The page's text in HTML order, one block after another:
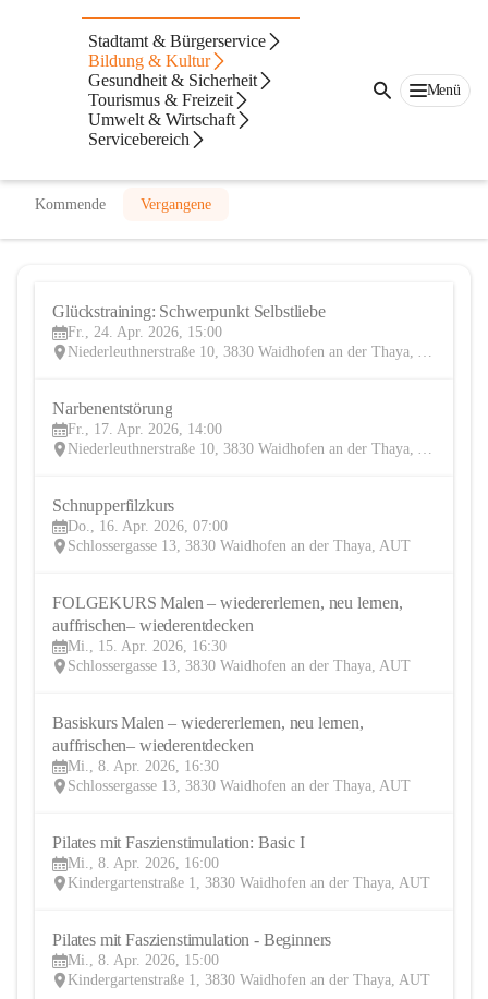
Stadtamt & Bürgerservice
Bildung & Kultur
Gesundheit & Sicherheit
Tourismus & Freizeit
Umwelt & Wirtschaft
Servicebereich
Menü
VHS Waidhofen an der Thaya
@vhs-waidhofen-an-der-thaya
Bildungseinrichtung
In CITIES öffnen
Kommende Vergangene
Glückstraining: Schwerpunkt Selbstliebe
Fr., 24. Apr. 2026, 15:00
Niederleuthnerstraße 10, 3830 Waidhofen an der Thaya, AUT
Narbenentstörung
Fr., 17. Apr. 2026, 14:00
Niederleuthnerstraße 10, 3830 Waidhofen an der Thaya, AUT
Schnupperfilzkurs
Do., 16. Apr. 2026, 07:00
Schlossergasse 13, 3830 Waidhofen an der Thaya, AUT
FOLGEKURS Malen – wiedererlernen, neu lernen,
auffrischen– wiederentdecken
Mi., 15. Apr. 2026, 16:30
Schlossergasse 13, 3830 Waidhofen an der Thaya, AUT
Basiskurs Malen – wiedererlernen, neu lernen,
auffrischen– wiederentdecken
Mi., 8. Apr. 2026, 16:30
Schlossergasse 13, 3830 Waidhofen an der Thaya, AUT
Pilates mit Faszienstimulation: Basic I
Mi., 8. Apr. 2026, 16:00
Kindergartenstraße 1, 3830 Waidhofen an der Thaya, AUT
Pilates mit Faszienstimulation - Beginners
Mi., 8. Apr. 2026, 15:00
Kindergartenstraße 1, 3830 Waidhofen an der Thaya, AUT